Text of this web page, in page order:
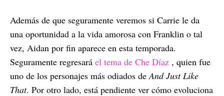
Además de que seguramente veremos si Carrie le da
una oportunidad a la vida amorosa con Franklin o tal
vez, Aidan por fin aparece en esta temporada.
Seguramente regresará el tema de Che Díaz , quien fue
uno de los personajes más odiados de And Just Like
That. Por otro lado, está pendiente ver cómo evoluciona